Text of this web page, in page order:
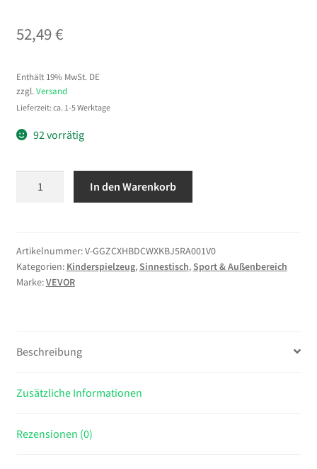
52,49€
Enthält 19% MwSt. DE
zzgl. Versand
Lieferzeit: ca. 1-5 Werktage
92 vorrätig
in-
1
Aktivitätstisch
Platte,
&
Füßen,
In den Warenkorb
Artikelnummer:V-GGZCXHBDCWXKBJ5RA001V0
Kategorien: Kinderspielzeug,Sinnestisch,Sport & Außenbereich
Marke:VEVOR
Beschreibung
Zusätzliche Informationen
Rezensionen (0)